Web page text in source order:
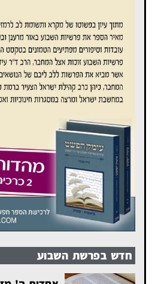
חדש בפרשת השבוע